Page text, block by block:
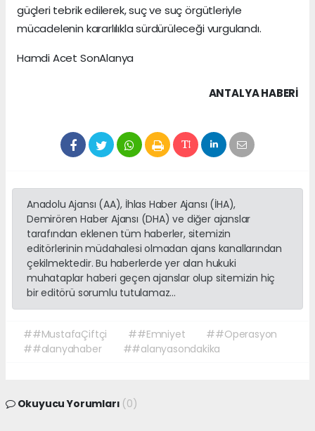
güçleri tebrik edilerek, suç ve suç örgütleriyle
mücadelenin kararlılıkla sürdürüleceği vurgulandı.
Hamdi Acet SonAlanya
ANTALYA HABERİ
Anadolu Ajansı (AA), İhlas Haber Ajansı (İHA),
Demirören Haber Ajansı (DHA) ve diğer ajanslar
tarafından eklenen tüm haberler, sitemizin
editörlerinin müdahalesi olmadan ajans kanallarından
çekilmektedir. Bu haberlerde yer alan hukuki
muhataplar haberi geçen ajanslar olup sitemizin hiç
bir editörü sorumlu tutulamaz...
##MustafaÇiftçi ##Emniyet
##Operasyon
##alanyahaber
##alanyasondakika
Okuyucu Yorumları (0)